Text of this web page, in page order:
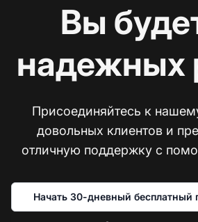
Вы
надежных
Присоединяйтесь к
довольных клиентов и
отличную поддержку с
Начать 30-дневный бесплатный